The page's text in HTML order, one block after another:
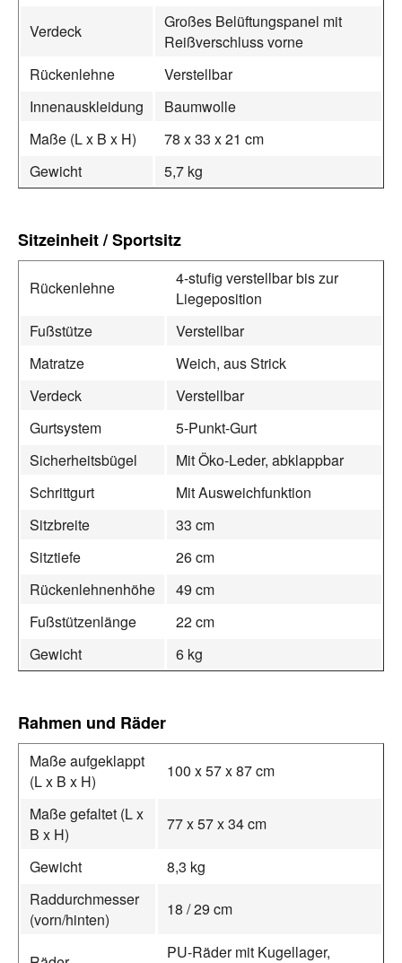
Verdeck
Großes Belüftungspanel mit
Reißverschluss vorne
Rückenlehne
Verstellbar
Innenauskleidung
Baumwolle
Maße (L x B x H)
78 x 33 x 21 cm
Gewicht
5,7 kg
Sitzeinheit / Sportsitz
Rückenlehne
4-stufig verstellbar bis zur
Liegeposition
Fußstütze
Verstellbar
Matratze
Weich, aus Strick
Verdeck
Verstellbar
Gurtsystem
5-Punkt-Gurt
Sicherheitsbügel
Mit Öko-Leder, abklappbar
Schrittgurt
Mit Ausweichfunktion
Sitzbreite
33 cm
Sitztiefe
26 cm
Rückenlehnenhöhe
49 cm
Fußstützenlänge
22 cm
Gewicht
6 kg
Rahmen und Räder
Maße aufgeklappt
(L x B x H)
100 x 57 x 87 cm
Maße gefaltet (L x
B x H)
77 x 57 x 34 cm
Gewicht
8,3 kg
Raddurchmesser
(vorn/hinten)
18 / 29 cm
PU-Räder mit Kugellager,